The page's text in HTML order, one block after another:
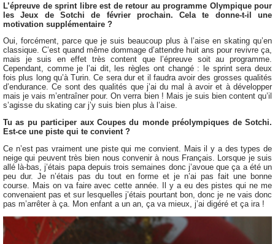
L’épreuve de sprint libre est de retour au programme Olympique pour
les Jeux de Sotchi de février prochain. Cela te donne-t-il une
motivation supplémentaire ?
Oui, forcément, parce que je suis beaucoup plus à l’aise en skating qu’en
classique. C’est quand même dommage d’attendre huit ans pour revivre ça,
mais je suis en effet très content que l’épreuve soit au programme.
Cependant, comme je l’ai dit, les règles ont changé : le sprint sera deux
fois plus long qu’à Turin. Ce sera dur et il faudra avoir des grosses qualités
d’endurance. Ce sont des qualités que j’ai du mal à avoir et à développer
mais je vais m’entraîner pour. On verra bien ! Mais je suis bien content qu’il
s’agisse du skating car j’y suis bien plus à l’aise.
Tu as pu participer aux Coupes du monde préolympiques de Sotchi.
Est-ce une piste qui te convient ?
Ce n’est pas vraiment une piste qui me convient. Mais il y a des types de
neige qui peuvent très bien nous convenir à nous Français. Lorsque je suis
allé là-bas, j’étais papa depuis trois semaines donc j’avoue que ça a été un
peu dur. Je n’étais pas du tout en forme et je n’ai pas fait une bonne
course. Mais on va faire avec cette année. Il y a eu des pistes qui ne me
convenaient pas et sur lesquelles j’étais pourtant bon, donc je ne vais donc
pas m’arrêter à ça. Mon enfant a un an, ça va mieux, j’ai digéré et ça ira !